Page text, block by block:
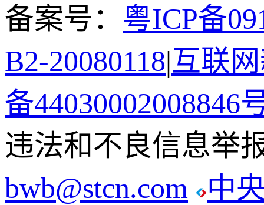
备案号： 粤ICP备
B2-20080118|互联
备44030002008846
违法和不良信息举
bwb@stcn.com
中